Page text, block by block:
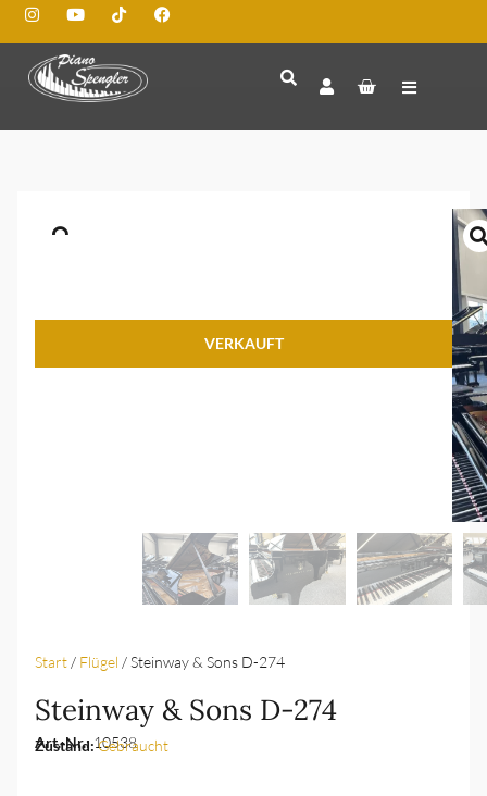
VERKAUFT
Start / Flügel / Steinway & Sons D-274
Steinway & Sons D-274
Art.-Nr.:10538
Zustand:Gebraucht